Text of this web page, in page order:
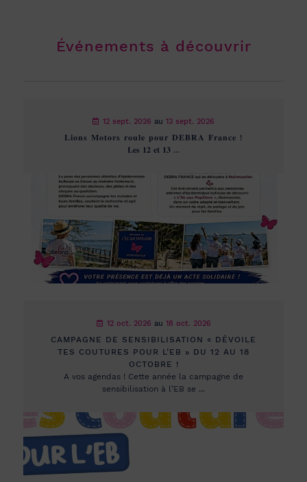
Événements à découvrir
12 sept. 2026 au 13 sept. 2026
𝐋𝐢𝐨𝐧𝐬 𝐌𝐨𝐭𝐨𝐫𝐬 𝐫𝐨𝐮𝐥𝐞 𝐩𝐨𝐮𝐫 𝐃𝐄𝐁𝐑𝐀 𝐅𝐫𝐚𝐧𝐜𝐞 !
𝐋𝐞𝐬 𝟏𝟐 𝐞𝐭 𝟏𝟑 ...
12 oct. 2026 au 18 oct. 2026
CAMPAGNE DE SENSIBILISATION « DÉVOILE
TES COUTURES POUR L’EB » DU 12 AU 18
OCTOBRE !
A vos agendas ! Cette année la campagne de
sensibilisation à l’EB se ...